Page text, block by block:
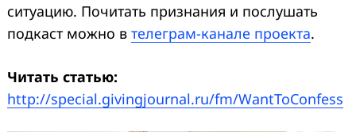
ситуацию. Почитать признания и послушать
подкаст можно в телеграм-канале проекта.
Читать статью:
http://special.givingjournal.ru/fm/WantToConfess